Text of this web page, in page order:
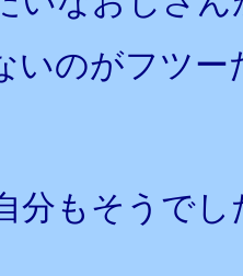
いのがフツ
分もそうでし